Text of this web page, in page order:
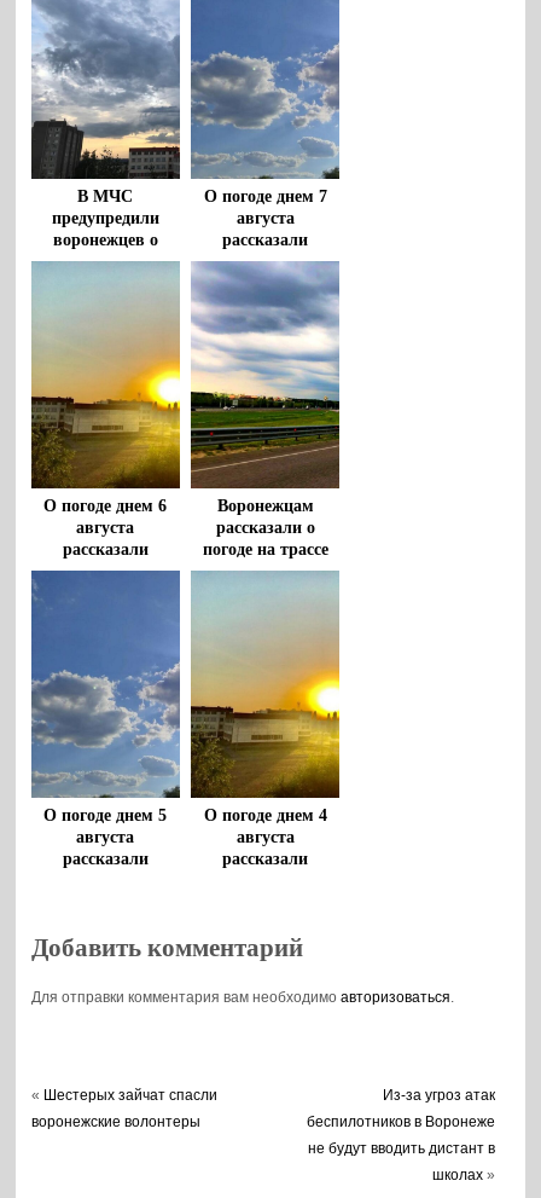
В МЧС
предупредили
воронежцев о
штормовом ветре
О погоде днем 7
августа
рассказали
воронежцам
О погоде днем 6
августа
рассказали
воронежцам
Воронежцам
рассказали о
погоде на трассе
М-4 «Дон» 5
О погоде днем 5
августа
рассказали
О погоде днем 4
августа
рассказали
Добавить комментарий
Для отправки комментария вам необходимоавторизоваться.
« Шестерых зайчат спасли
воронежские волонтеры
Из-за угроз атак
беспилотников в Воронеже
не будут вводить дистант в
школах »